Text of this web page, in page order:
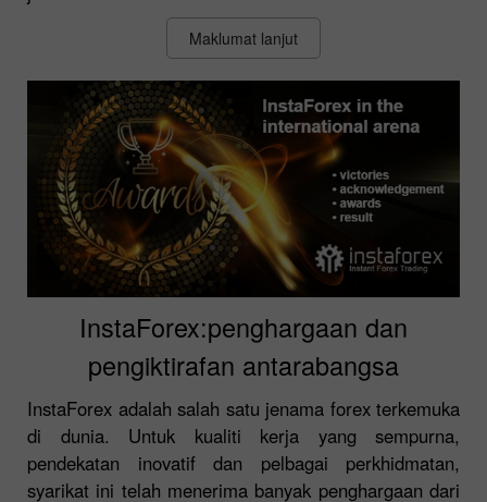
Maklumat lanjut
InstaForex:penghargaan dan
pengiktirafan antarabangsa
InstaForex adalah salah satu jenama forex terkemuka
di dunia. Untuk kualiti kerja yang sempurna,
pendekatan inovatif dan pelbagai perkhidmatan,
syarikat ini telah menerima banyak penghargaan dari